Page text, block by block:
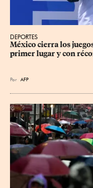
DEPORTES
México cierra los
primer lugar y con
Por AFP